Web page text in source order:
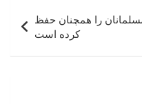
را همچنان حفظ
کرده است